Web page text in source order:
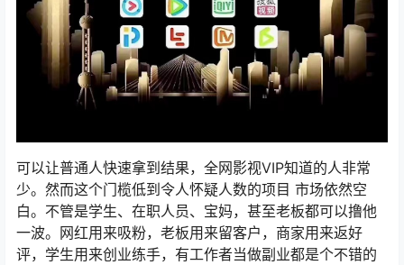
可以让普通人快速拿到结果，全网影视VIP知道的人非常
少。然而这个门榄低到令人怀疑人数的项目 市场依然空
白。不管是学生、在职人员、宝妈，甚至老板都可以撸他
一波。网红用来吸粉，老板用来留客户，商家用来返好
评，学生用来创业练手，有工作者当做副业都是个不错的